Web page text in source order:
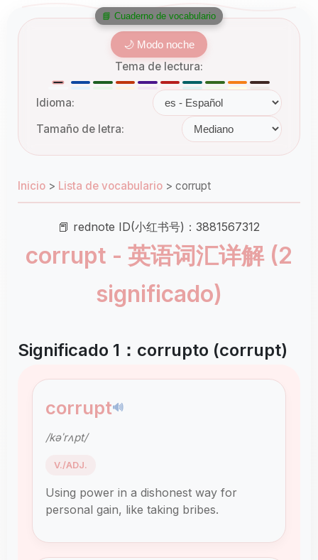
🌙 Modo noche
Tema de lectura:
Idioma:
Tamaño de letra:
Inicio > Lista de vocabulario > corrupt
📕 rednote ID(小红书号)：3881567312
corrupt - 英语词汇详解 (2
significado)
Significado 1：corrupto (corrupt)
corrupt🔊
/kəˈrʌpt/
V./ADJ.
Using power in a dishonest way for
personal gain, like taking bribes.
📘 Cuaderno de vocabulario